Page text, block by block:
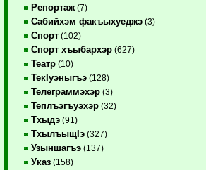
Репортаж (7)
Сабийхэм факъыхуеджэ (3)
Спорт (102)
Спорт хъыбархэр (627)
Театр (10)
ТекIуэныгъэ (128)
Телеграммэхэр (3)
Теплъэгъуэхэр (32)
Тхыдэ (91)
ТхылъыщIэ (327)
Узыншагъэ (137)
Указ (158)